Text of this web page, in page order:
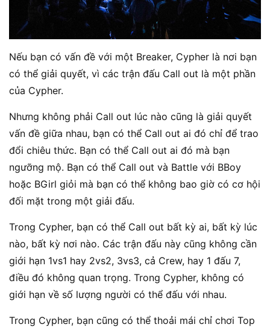
Nếu bạn có vấn đề với một Breaker, Cypher là nơi bạn
có thể giải quyết, vì các trận đấu Call out là một phần
của Cypher.
Nhưng không phải Call out lúc nào cũng là giải quyết
vấn đề giữa nhau, bạn có thể Call out ai đó chỉ để trao
đổi chiêu thức. Bạn có thể Call out ai đó mà bạn
ngưỡng mộ. Bạn có thể Call out và Battle với BBoy
hoặc BGirl giỏi mà bạn có thể không bao giờ có cơ hội
đối mặt trong một giải đấu.
Trong Cypher, bạn có thể Call out bất kỳ ai, bất kỳ lúc
nào, bất kỳ nơi nào. Các trận đấu này cũng không cần
giới hạn 1vs1 hay 2vs2, 3vs3, cả Crew, hay 1 đấu 7,
điều đó không quan trọng. Trong Cypher, không có
giới hạn về số lượng người có thể đấu với nhau.
Trong Cypher, bạn cũng có thể thoải mái chỉ chơi Top